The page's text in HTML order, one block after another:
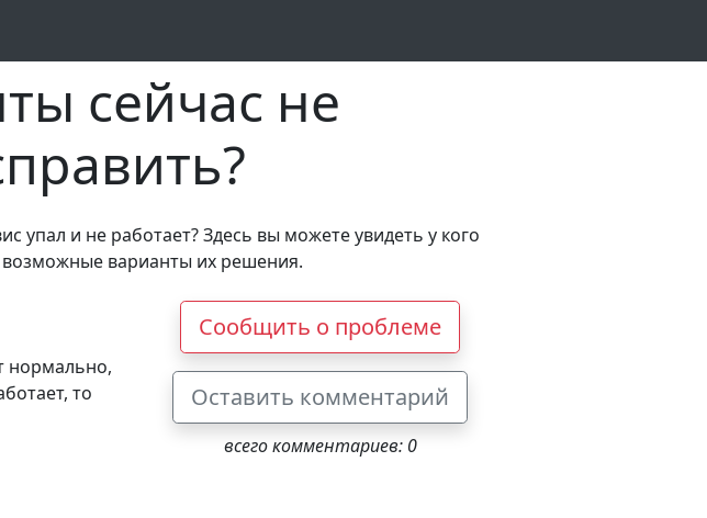
сейчас не
упал и не работает? Здесь вы можете увидеть у кого
возможные варианты их решения.
нормально,
то
Сообщить о проблеме
Оставить комментарий
всего комментариев: 0